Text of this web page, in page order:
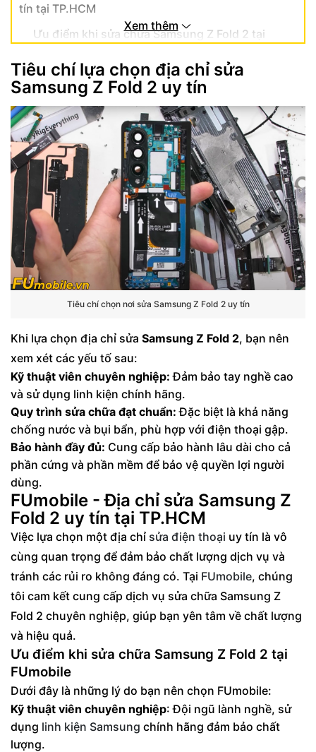
tín tại TP.HCM
Ưu điểm khi sửa chữa Samsung Z Fold 2 tại
Quy trình sửa chữa Samsung Z Fold 2
chuyên nghiệp tại FUmobile
Khi nào cần mang điện thoại Samsung Z Fold
2 đi sửa?
Xem thêm
Tiêu chí lựa chọn địa chỉ sửa
Samsung Z Fold 2 uy tín
Tiêu chí chọn nơi sửa Samsung Z Fold 2 uy tín
Khi lựa chọn địa chỉ sửa Samsung Z Fold 2, bạn nên
xem xét các yếu tố sau:
Kỹ thuật viên chuyên nghiệp: Đảm bảo tay nghề cao
và sử dụng linh kiện chính hãng.
Quy trình sửa chữa đạt chuẩn: Đặc biệt là khả năng
chống nước và bụi bẩn, phù hợp với điện thoại gập.
Bảo hành đầy đủ: Cung cấp bảo hành lâu dài cho cả
phần cứng và phần mềm để bảo vệ quyền lợi người
dùng.
FUmobile - Địa chỉ sửa Samsung Z
Fold 2 uy tín tại TP.HCM
Việc lựa chọn một địa chỉ sửa điện thoại uy tín là vô
cùng quan trọng để đảm bảo chất lượng dịch vụ và
tránh các rủi ro không đáng có. Tại FUmobile, chúng
tôi cam kết cung cấp dịch vụ sửa chữa Samsung Z
Fold 2 chuyên nghiệp, giúp bạn yên tâm về chất lượng
và hiệu quả.
Ưu điểm khi sửa chữa Samsung Z Fold 2 tại
FUmobile
Dưới đây là những lý do bạn nên chọn FUmobile:
Kỹ thuật viên chuyên nghiệp: Đội ngũ lành nghề, sử
dụng linh kiện Samsung chính hãng đảm bảo chất
lượng.